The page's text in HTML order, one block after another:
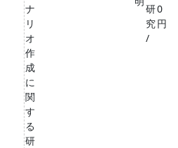
ナ
リ
オ
作
成
に
関
す
る
研
研
究
/
0
円